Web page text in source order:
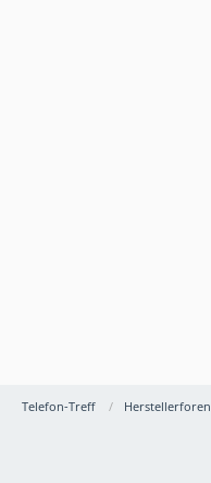
Telefon-Treff Herstellerforen